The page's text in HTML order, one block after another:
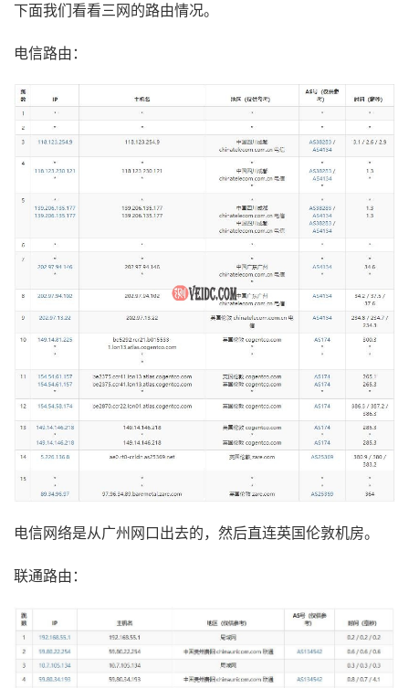
下面我们看看三网的路由情况。
电信路由：
电信网络是从广州网口出去的，然后直连英国伦敦机房。
联通路由：